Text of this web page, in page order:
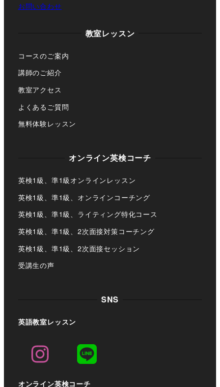
お問い合わせ
教室レッスン
コースのご案内
講師のご紹介
教室アクセス
よくあるご質問
無料体験レッスン
オンライン英検コーチ
英検1級、準1級オンラインレッスン
英検1級、準1級、オンラインコーチング
英検1級、準1級、ライティング特化コース
英検1級、準1級、2次面接対策コーチング
英検1級、準1級、2次面接セッション
受講生の声
SNS
英語教室レッスン
オンライン英検コーチ